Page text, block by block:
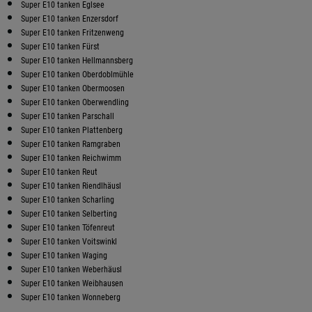
Super E10 tanken Eglsee
Super E10 tanken Enzersdorf
Super E10 tanken Fritzenweng
Super E10 tanken Fürst
Super E10 tanken Hellmannsberg
Super E10 tanken Oberdoblmühle
Super E10 tanken Obermoosen
Super E10 tanken Oberwendling
Super E10 tanken Parschall
Super E10 tanken Plattenberg
Super E10 tanken Ramgraben
Super E10 tanken Reichwimm
Super E10 tanken Reut
Super E10 tanken Riendlhäusl
Super E10 tanken Scharling
Super E10 tanken Selberting
Super E10 tanken Töfenreut
Super E10 tanken Voitswinkl
Super E10 tanken Waging
Super E10 tanken Weberhäusl
Super E10 tanken Weibhausen
Super E10 tanken Wonneberg